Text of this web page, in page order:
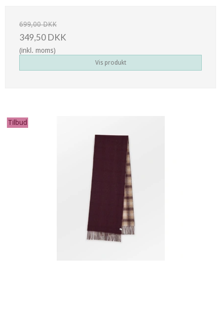
699,00 DKK
349,50 DKK
(inkl. moms)
Vis produkt
Tilbud